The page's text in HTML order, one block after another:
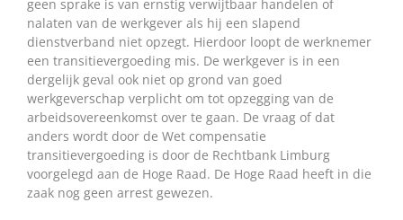
geen sprake is van ernstig verwijtbaar handelen of
nalaten van de werkgever als hij een slapend
dienstverband niet opzegt. Hierdoor loopt de werknemer
een transitievergoeding mis. De werkgever is in een
dergelijk geval ook niet op grond van goed
werkgeverschap verplicht om tot opzegging van de
arbeidsovereenkomst over te gaan. De vraag of dat
anders wordt door de Wet compensatie
transitievergoeding is door de Rechtbank Limburg
voorgelegd aan de Hoge Raad. De Hoge Raad heeft in die
zaak nog geen arrest gewezen.